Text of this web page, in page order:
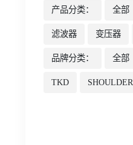
产品分类： 全部
滤波器 变压器
品牌分类： 全部
TKD SHOULDER